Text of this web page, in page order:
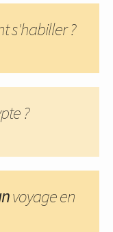
s'habiller ?
?
voyage en